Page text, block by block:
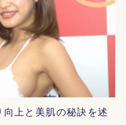
上と美肌の秘訣を述